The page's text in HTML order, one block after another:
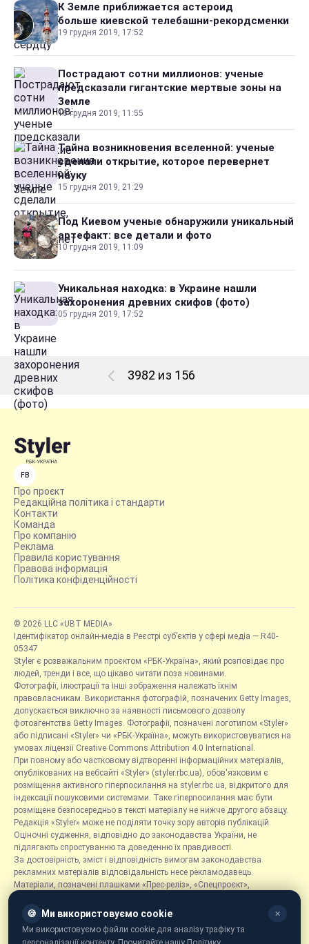
К Земле приближается астероид
больше киевской телебашни-рекордсменки
19 грудня 2019, 17:52
Пострадают сотни миллионов: ученые
предсказали гигантские мертвые зоны на
Земле
16 грудня 2019, 11:55
Тайна возникновения вселенной: ученые
сделали открытие, которое перевернет
науку
15 грудня 2019, 21:29
Под Киевом ученые обнаружили уникальный
артефакт: все детали и фото
10 грудня 2019, 11:09
Уникальная находка: в Украине нашли
захоронения древних скифов (фото)
05 грудня 2019, 17:52
3982 из 156
FB
Про проєкт
Редакційна політика і стандарти
Контакти
Команда
Про компанію
Реклама
Правила користування
Правова інформація
Політика конфіденційності
© 2026 LLC «UBT MEDIA»
Ідентифікатор онлайн-медіа в Реєстрі суб’єктів у сфері медіа — R40-
05347
Styler є розважальним проєктом «РБК-Україна», який розповідає про
людей, тренди і все, що цікаво читати поза новинами.
Фотографії, ілюстрації та інші зображення належать їхнім
правовласникам. Використання фотографій, позначених Getty Images,
допускається виключно за наявності письмового дозволу
фотоагентства Getty Images. Фотографії, позначені логотипом «Styler»
або підписані «Styler» чи «РБК-Україна», можуть використовуватися на
умовах ліцензії Creative Commons Attribution 4.0 International.
При повному або частковому відтворенні інформаційних матеріалів,
опублікованих на вебсайті «Styler» (styler.rbc.ua), обов'язковим є
розміщення активного гіперпосилання на styler.rbc.ua, відкритого для
індексації пошуковими системами. Таке гіперпосилання має бути
розміщене безпосередньо в тексті матеріалу не нижче другого абзацу.
Редакція «Styler» може не поділяти точку зору авторів публікацій.
Оціночні судження, відповідно до законодавства України, не
підлягають спростуванню та доведенню їх правдивості.
За достовірність, зміст і відповідність вимогам законодавства
рекламних матеріалів відповідальність несе рекламодавець.
Матеріали, позначені плашками «Прес-реліз», «Спецпроєкт»,
розміщуються на правах реклами.
Рубрика «Новини компаній» є інформаційним форматом, що містить
новини, повідомлення та оголошення, пов'язані з діяльністю
🍪 Ми використовуємо cookie ✕
Ми використовуємо файли cookie для аналізу трафіку та